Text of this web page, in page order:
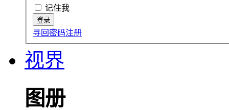
记住我
寻回密码注册
视界
图册